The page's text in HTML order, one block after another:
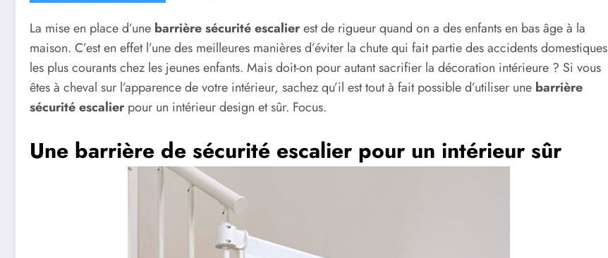
La mise en place d’une barrière sécurité escalierest de rigueur quand on a des enfants en bas âge à la
maison. C’est en effet l’une des meilleures manières d’éviter la chute qui fait partie des accidents domestiques
les plus courants chez les jeunes enfants. Mais doit-on pour autant sacrifier la décoration intérieure ? Si vous
êtes à cheval sur l’apparence de votre intérieur, sachez qu’il est tout à fait possible d’utiliser une barrière
sécurité escalier pour un intérieur design et sûr. Focus.
Une barrière de sécurité escalier pour un intérieur sûr